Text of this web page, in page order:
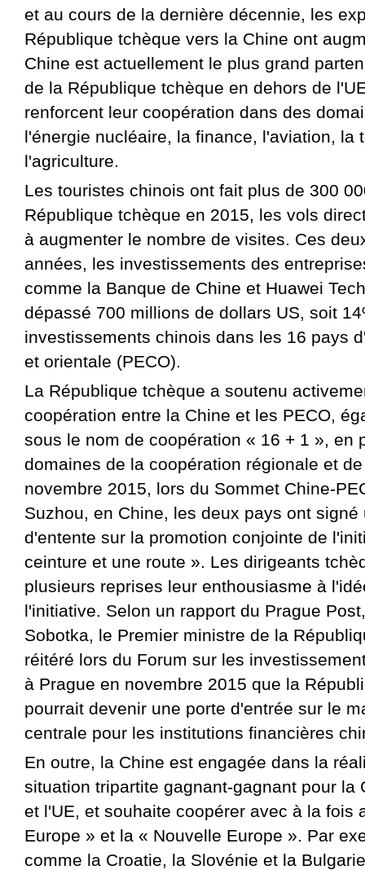
et au cours de la dernière décennie, les
République tchèque vers la Chine ont
Chine est actuellement le plus grand
de la République tchèque en dehors de
renforcent leur coopération dans des
l'énergie nucléaire, la finance, l'aviation, la
l'agriculture.
Les touristes chinois ont fait plus de 300
République tchèque en 2015, les vols
à augmenter le nombre de visites. Ces
années, les investissements des
comme la Banque de Chine et Huawei
dépassé 700 millions de dollars US, soit
investissements chinois dans les 16 pays
et orientale (PECO).
La République tchèque a soutenu
coopération entre la Chine et les PECO,
sous le nom de coopération « 16 + 1 », en
domaines de la coopération régionale et
novembre 2015, lors du Sommet Chine-
Suzhou, en Chine, les deux pays ont signé
d'entente sur la promotion conjointe de
ceinture et une route ». Les dirigeants
plusieurs reprises leur enthousiasme à
l'initiative. Selon un rapport du Prague
Sobotka, le Premier ministre de la
réitéré lors du Forum sur les
à Prague en novembre 2015 que la
pourrait devenir une porte d'entrée sur le
centrale pour les institutions financières
En outre, la Chine est engagée dans la
situation tripartite gagnant-gagnant pour la
et l'UE, et souhaite coopérer avec à la fois
Europe » et la « Nouvelle Europe ». Par
comme la Croatie, la Slovénie et la